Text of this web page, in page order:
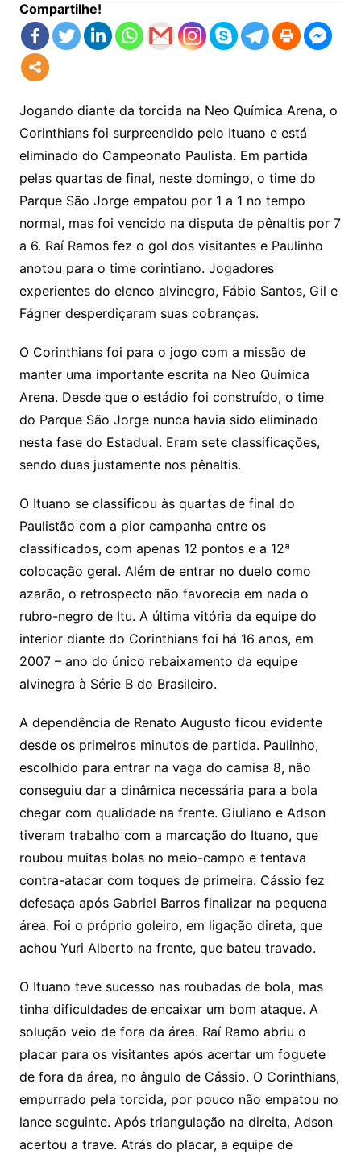
Compartilhe!
Jogando diante da torcida na Neo Química Arena, o
Corinthians foi surpreendido pelo Ituano e está
eliminado do Campeonato Paulista. Em partida
pelas quartas de final, neste domingo, o time do
Parque São Jorge empatou por 1 a 1 no tempo
normal, mas foi vencido na disputa de pênaltis por 7
a 6. Raí Ramos fez o gol dos visitantes e Paulinho
anotou para o time corintiano. Jogadores
experientes do elenco alvinegro, Fábio Santos, Gil e
Fágner desperdiçaram suas cobranças.
O Corinthians foi para o jogo com a missão de
manter uma importante escrita na Neo Química
Arena. Desde que o estádio foi construído, o time
do Parque São Jorge nunca havia sido eliminado
nesta fase do Estadual. Eram sete classificações,
sendo duas justamente nos pênaltis.
O Ituano se classificou às quartas de final do
Paulistão com a pior campanha entre os
classificados, com apenas 12 pontos e a 12ª
colocação geral. Além de entrar no duelo como
azarão, o retrospecto não favorecia em nada o
rubro-negro de Itu. A última vitória da equipe do
interior diante do Corinthians foi há 16 anos, em
2007 – ano do único rebaixamento da equipe
alvinegra à Série B do Brasileiro.
A dependência de Renato Augusto ficou evidente
desde os primeiros minutos de partida. Paulinho,
escolhido para entrar na vaga do camisa 8, não
conseguiu dar a dinâmica necessária para a bola
chegar com qualidade na frente. Giuliano e Adson
tiveram trabalho com a marcação do Ituano, que
roubou muitas bolas no meio-campo e tentava
contra-atacar com toques de primeira. Cássio fez
defesaça após Gabriel Barros finalizar na pequena
área. Foi o próprio goleiro, em ligação direta, que
achou Yuri Alberto na frente, que bateu travado.
O Ituano teve sucesso nas roubadas de bola, mas
tinha dificuldades de encaixar um bom ataque. A
solução veio de fora da área. Raí Ramo abriu o
placar para os visitantes após acertar um foguete
de fora da área, no ângulo de Cássio. O Corinthians,
empurrado pela torcida, por pouco não empatou no
lance seguinte. Após triangulação na direita, Adson
acertou a trave. Atrás do placar, a equipe de